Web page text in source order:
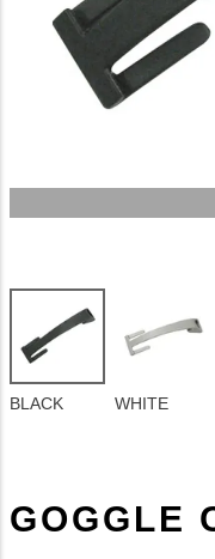
BLACK WHITE
GOGGLE